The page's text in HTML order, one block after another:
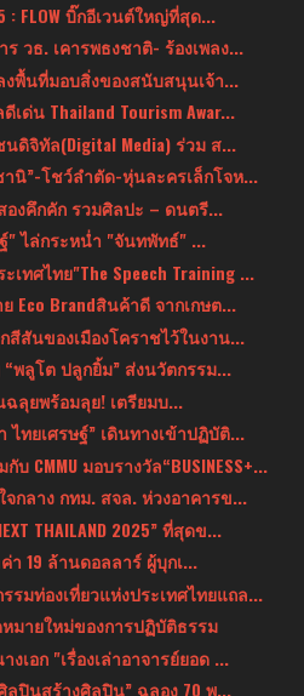
: FLOW บิ๊กอีเวนต์ใหญ่ที่สุด...
วธ. เคารพธงชาติ- ร้องเพลง...
พื้นที่มอบสิ่งของสนับสนุนเจ้า...
เด่น Thailand Tourism Awar...
ดิจิทัล(Digital Media) ร่วม ส...
นิ”-โชว์ลำตัด-หุ่นละครเล็กโจห...
งคึกคัก รวมศิลปะ – ดนตรี...
" ไล่กระหน่ำ "จันทพัทธ์" ...
ทศไทย"The Speech Training ...
Eco Brandสินค้าดี จากเกษต...
สันของเมืองโคราชไว้ในงาน...
พลูโต ปลูกยิ้ม” ส่งนวัตกรรม...
ลุยพร้อมลุย! เตรียมบ...
ทยเศรษฐ์” เดินทางเข้าปฏิบัติ...
CMMU มอบรางวัล“BUSINESS+...
กลาง กทม. สจล. ห่วงอาคารข...
THAILAND 2025” ที่สุดข...
19 ล้านดอลลาร์ ผู้บุกเ...
มท่องเที่ยวแห่งประเทศไทยแถล...
มายใหม่ของการปฏิบัติธรรม
เอก "เรื่องเล่าอาจารย์ยอด ...
ลปินสร้างศิลปิน” ฉลอง 70 พ...